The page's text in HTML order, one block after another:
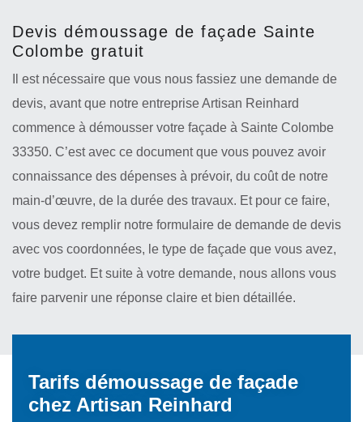
Devis démoussage de façade Sainte
Colombe gratuit
Il est nécessaire que vous nous fassiez une demande de
devis, avant que notre entreprise Artisan Reinhard
commence à démousser votre façade à Sainte Colombe
33350. C’est avec ce document que vous pouvez avoir
connaissance des dépenses à prévoir, du coût de notre
main-d’œuvre, de la durée des travaux. Et pour ce faire,
vous devez remplir notre formulaire de demande de devis
avec vos coordonnées, le type de façade que vous avez,
votre budget. Et suite à votre demande, nous allons vous
faire parvenir une réponse claire et bien détaillée.
Tarifs démoussage de façade
chez Artisan Reinhard